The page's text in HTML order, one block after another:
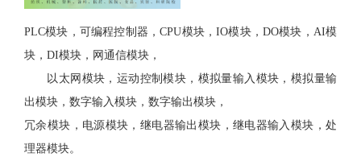
PLC模块，可编程控制器，CPU模块，IO模块，DO模块，AI模
块，DI模块，网通信模块，
以太网模块，运动控制模块，模拟量输入模块，模拟量输
出模块，数字输入模块，数字输出模块，
冗余模块，电源模块，继电器输出模块，继电器输入模块，处
理器模块。